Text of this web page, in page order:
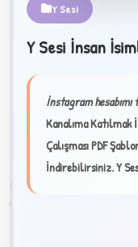
Y Sesi
Y Sesi İnsan
İnstagram
Kanalıma Katılmak
Çalışması PDF
İndirebilirsiniz.Y